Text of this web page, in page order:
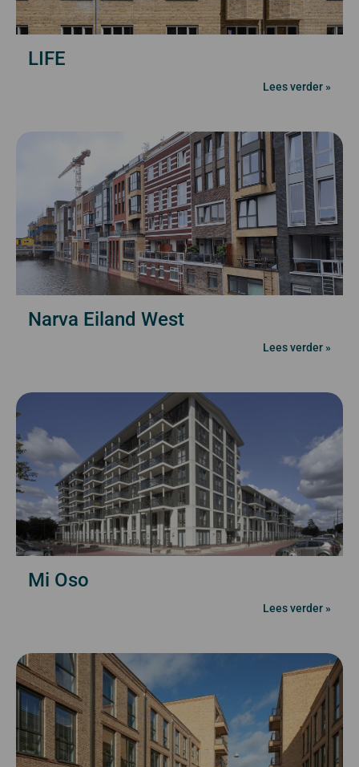
LIFE
Lees verder »
Narva Eiland West
Lees verder »
Mi Oso
Lees verder »